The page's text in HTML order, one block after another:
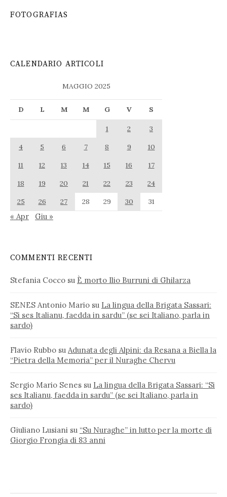
FOTOGRAFIAS
CALENDARIO ARTICOLI
MAGGIO 2025
D L M M G V S
1 2
3
4
5 6 7 8 9
10
11
12 13 14 15 16
17
18
19 20 21 22 23
24
25
26 27 28 29 30 31
« Apr Giu »
COMMENTI RECENTI
Stefania Cocco su È morto Ilio Burruni di Ghilarza
SENES Antonio Mario su La lingua della Brigata Sassari:
“Si ses Italianu, faedda in sardu” (se sei Italiano, parla in
sardo)
Flavio Rubbo su Adunata degli Alpini: da Resana a Biella la
“Pietra della Memoria” per il Nuraghe Chervu
Sergio Mario Senes su La lingua della Brigata Sassari: “Si
ses Italianu, faedda in sardu” (se sei Italiano, parla in
sardo)
Giuliano Lusiani su “Su Nuraghe” in lutto per la morte di
Giorgio Frongia di 83 anni